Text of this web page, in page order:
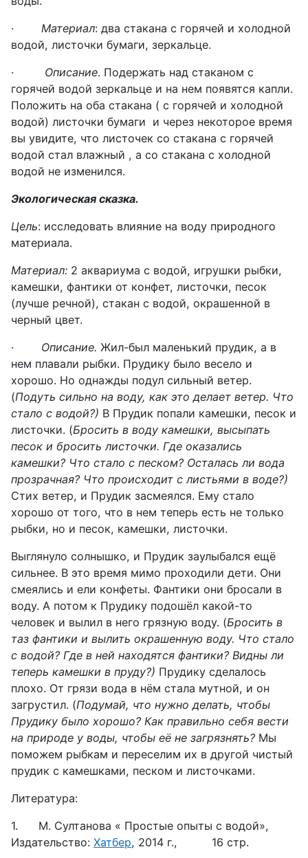
·
Материал: два стакана с горячей и холодной
водой, листочки бумаги, зеркальце.
·
Описание. Подержать над стаканом с
горячей водой зеркальце и на нем появятся капли.
Положить на оба стакана ( с горячей и холодной
водой) листочки бумаги и через некоторое время
вы увидите, что листочек со стакана с горячей
водой стал влажный , а со стакана с холодной
водой не изменился.
Экологическая сказка.
Цель: исследовать влияние на воду природного
материала.
Материал: 2 аквариума с водой, игрушки рыбки,
камешки, фантики от конфет, листочки, песок
(лучше речной), стакан с водой, окрашенной в
черный цвет.
·
Описание. Жил-был маленький прудик, а в
нем плавали рыбки. Прудику было весело и
хорошо. Но однажды подул сильный ветер.
(Подуть сильно на воду, как это делает ветер. Что
стало с водой?) В Прудик попали камешки, песок и
листочки. (Бросить в воду камешки, высыпать
песок и бросить листочки. Где оказались
камешки? Что стало с песком? Осталась ли вода
прозрачная? Что происходит с листьями в воде?)
Стих ветер, и Прудик засмеялся. Ему стало
хорошо от того, что в нем теперь есть не только
рыбки, но и песок, камешки, листочки.
Выглянуло солнышко, и Прудик заулыбался ещё
сильнее. В это время мимо проходили дети. Они
смеялись и ели конфеты. Фантики они бросали в
воду. А потом к Прудику подошёл какой-то
человек и вылил в него грязную воду. (Бросить в
таз фантики и вылить окрашенную воду. Что стало
с водой? Где в ней находятся фантики? Видны ли
теперь камешки в пруду?) Прудику сделалось
плохо. От грязи вода в нём стала мутной, и он
загрустил. (Подумай, что нужно делать, чтобы
Прудику было хорошо? Как правильно себя вести
на природе у воды, чтобы её не загрязнять? Мы
поможем рыбкам и переселим их в другой чистый
прудик с камешками, песком и листочками.
Литература:
1.
М. Султанова « Простые опыты с водой»,
Издательство: Хатбер, 2014 г.,
16 стр.